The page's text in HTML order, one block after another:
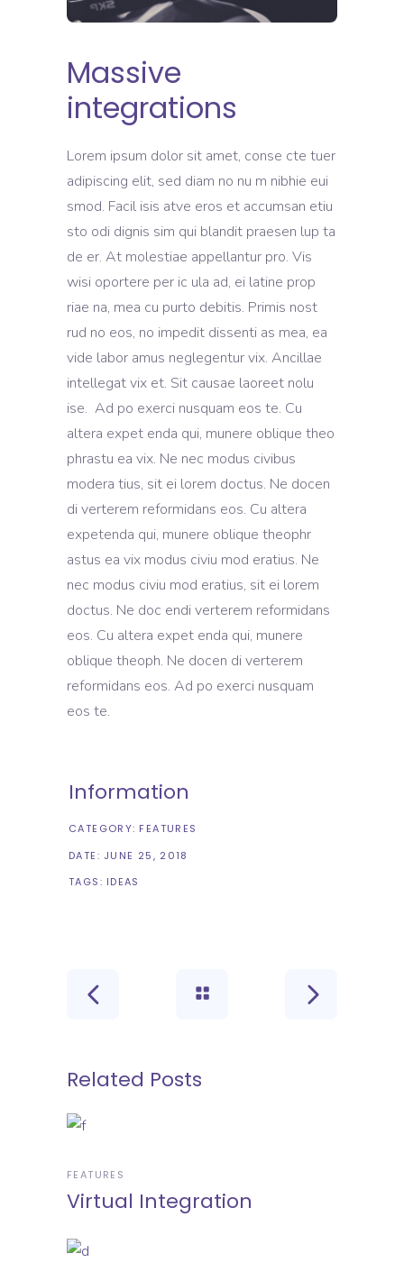
Massive
integrations
Lorem ipsum dolor sit amet, conse cte tuer
adipiscing elit, sed diam no nu m nibhie eui
smod. Facil isis atve eros et accumsan etiu
sto odi dignis sim qui blandit praesen lup ta
de er. At molestiae appellantur pro. Vis
wisi oportere per ic ula ad, ei latine prop
riae na, mea cu purto debitis. Primis nost
rud no eos, no impedit dissenti as mea, ea
vide labor amus neglegentur vix. Ancillae
intellegat vix et. Sit causae laoreet nolu
ise. Ad po exerci nusquam eos te. Cu
altera expet enda qui, munere oblique theo
phrastu ea vix. Ne nec modus civibus
modera tius, sit ei lorem doctus. Ne docen
di verterem reformidans eos. Cu altera
expetenda qui, munere oblique theophr
astus ea vix modus civiu mod eratius. Ne
nec modus civiu mod eratius, sit ei lorem
doctus. Ne doc endi verterem reformidans
eos. Cu altera expet enda qui, munere
oblique theoph. Ne docen di verterem
reformidans eos. Ad po exerci nusquam
eos te.
Information
CATEGORY: FEATURES
DATE: JUNE 25, 2018
TAGS: IDEAS
Related Posts
FEATURES
Virtual Integration